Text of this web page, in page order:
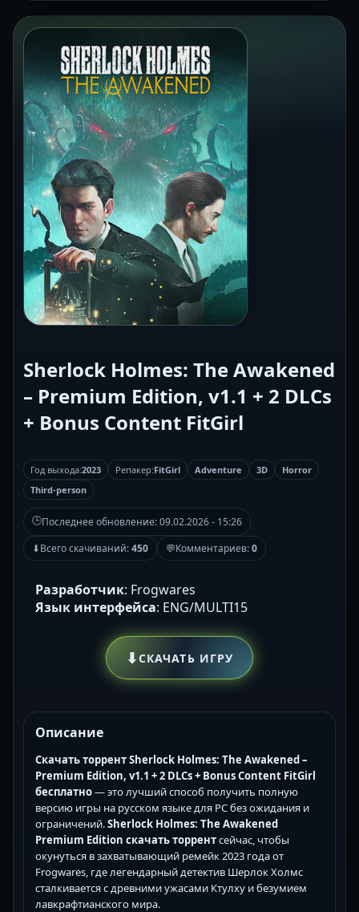
Sherlock Holmes: The Awakened
– Premium Edition, v1.1 + 2 DLCs
+ Bonus Content FitGirl
Год выхода:2023 Репакер:FitGirl Adventure 3D
Horror
Third-person
🕒Последнее обновление:09.02.2026 - 15:26
⬇Всего скачиваний:450 💬Комментариев:0
Разработчик: Frogwares
Язык интерфейса: ENG/MULTI15
⬇СКАЧАТЬ ИГРУ
Описание
Скачать торрент Sherlock Holmes: The Awakened –
Premium Edition, v1.1 + 2 DLCs + Bonus Content FitGirl
бесплатно— это лучший способ получить полную
версию игры на русском языке для PC без ожидания и
ограничений.Sherlock Holmes: The Awakened
Premium Edition скачать торрентсейчас, чтобы
окунуться в захватывающий ремейк 2023 года от
Frogwares, где легендарный детектив Шерлок Холмс
сталкивается с древними ужасами Ктулху и безумием
лавкрафтианского мира.